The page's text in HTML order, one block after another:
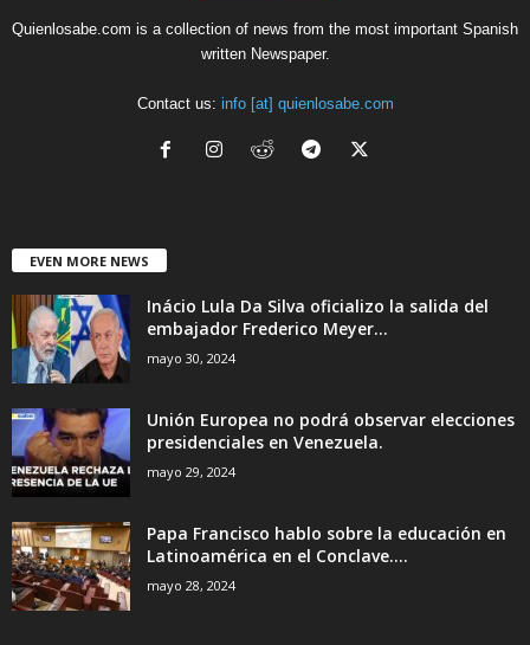
Quienlosabe.com is a collection of news from the most important Spanish
written Newspaper.
Contact us: info [at] quienlosabe.com
EVEN MORE NEWS
Inácio Lula Da Silva oficializo la salida del
embajador Frederico Meyer...
mayo 30, 2024
Unión Europea no podrá observar elecciones
presidenciales en Venezuela.
mayo 29, 2024
Papa Francisco hablo sobre la educación en
Latinoamérica en el Conclave....
mayo 28, 2024